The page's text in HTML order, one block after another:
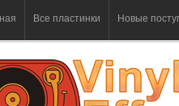
Все пластинки Новые